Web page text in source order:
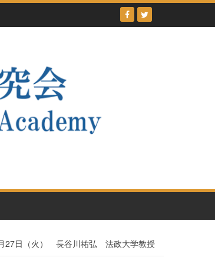
月27日（火） 長谷川祐弘 法政大学教授